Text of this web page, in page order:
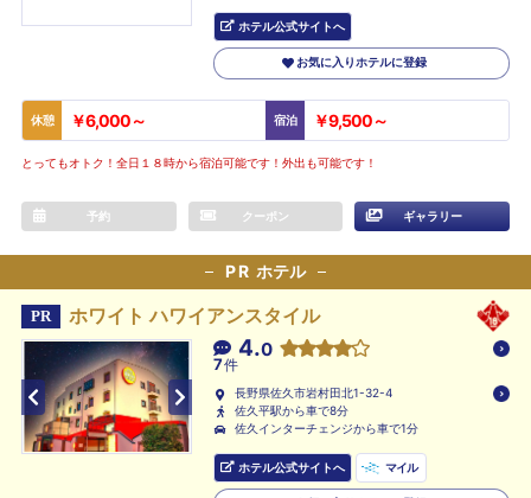
ホテル公式サイトへ
お気に入りホテルに登録
休憩 ￥6,000～ 宿泊 ￥9,500～
とってもオトク！全日１８時から宿泊可能です！外出も可能です！
予約 クーポン ギャラリー
PR ホテル
PR ホワイト ハワイアンスタイル
4.0
7件
長野県佐久市岩村田北1-32-4
佐久平駅から車で8分
佐久インターチェンジから車で1分
ホテル公式サイトへ マイル